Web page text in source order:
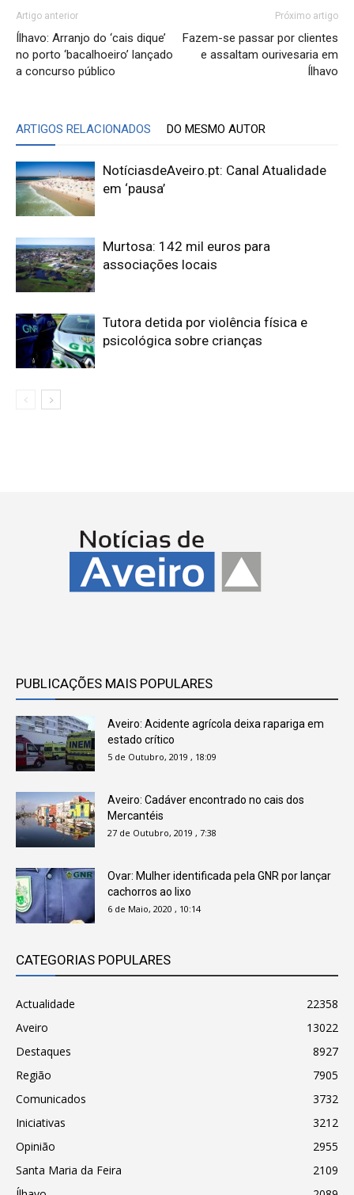
Artigo anterior
Ílhavo: Arranjo do ‘cais dique’
no porto ‘bacalhoeiro’ lançado
a concurso público
Próximo artigo
Fazem-se passar por clientes
e assaltam ourivesaria em
Ílhavo
ARTIGOS RELACIONADOS DO MESMO AUTOR
NotíciasdeAveiro.pt: Canal Atualidade
em ‘pausa’
Murtosa: 142 mil euros para
associações locais
Tutora detida por violência física e
psicológica sobre crianças
PUBLICAÇÕES MAIS POPULARES
Aveiro: Acidente agrícola deixa rapariga em
estado crítico
5 de Outubro, 2019 , 18:09
Aveiro: Cadáver encontrado no cais dos
Mercantéis
27 de Outubro, 2019 , 7:38
Ovar: Mulher identificada pela GNR por lançar
cachorros ao lixo
6 de Maio, 2020 , 10:14
CATEGORIAS POPULARES
Actualidade
22358
Aveiro
13022
Destaques
8927
Região
7905
Comunicados
3732
Iniciativas
3212
Opinião
2955
Santa Maria da Feira
2109